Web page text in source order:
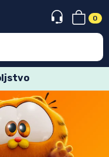
0
Registracija